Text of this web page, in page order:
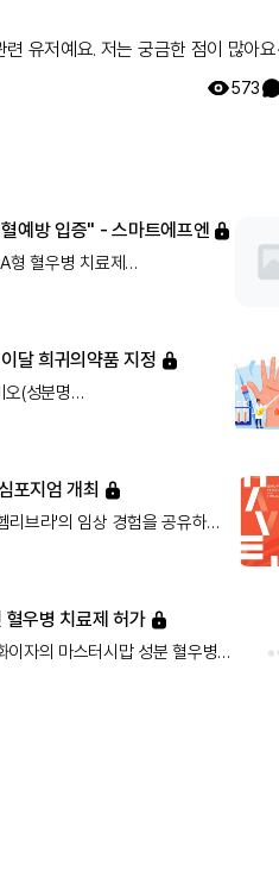
유저예요. 저는 궁금한 점이 많아
573
예방 입증" - 스마트에프엔
형 혈우병 치료제
동 중 출혈 예방 효과를 입증한
달 희귀의약품 지정
오(성분명
로 지정되며 국내 도입에 속도가
발한 유전자 재조합 방식의 A형
했다. 선천성 A형 혈우병
(성분명 에미시주맙)’ 이후
포지엄 개최
브라'의 임상 경험을 공유하는
국내외 혈우병 전문가들이
9일부터 이틀간 헴리브라의
이 겪는 치료 부담과 출혈
는 의미를 담고 있다.지난
우병 치료제 허가
자의 마스터시맙 성분 혈우병